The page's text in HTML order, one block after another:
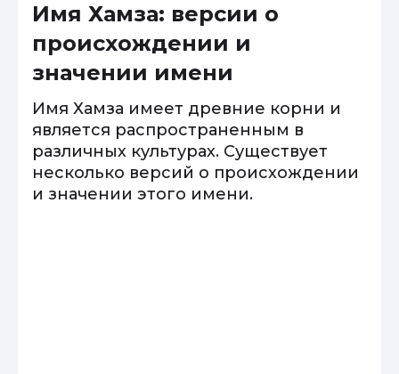
Имя Хамза: версии о
происхождении и
значении имени
Имя Хамза имеет древние корни и
является распространенным в
различных культурах. Существует
несколько версий о происхождении
и значении этого имени.